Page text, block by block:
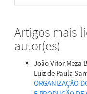
Artigos mais
autor(es)
João Vitor Meza
Luiz de Paula
ORGANIZAÇÃO